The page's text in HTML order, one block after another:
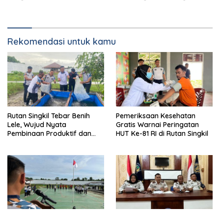
Rekomendasi untuk kamu
Rutan Singkil Tebar Benih
Lele, Wujud Nyata
Pembinaan Produktif dan
Pemeriksaan Kesehatan
Gratis Warnai Peringatan
HUT Ke-81 RI di Rutan Singkil